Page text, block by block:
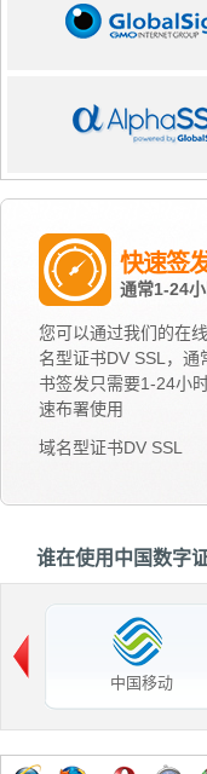
快速签
通常1-24
您可以通过我们的在
名型证书DV SSL，通
书签发只需要1-24小
速布署使用
域名型证书DV SSL
谁在使用中国数字
中国移动